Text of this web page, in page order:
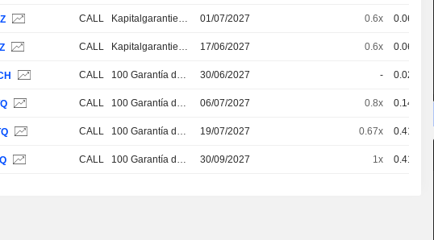
CALL Kapitalgarantie 100% 01/07/2027 0.6x 0.064
CALL Kapitalgarantie 100% 17/06/2027 0.6x 0.064
CALL 100 Garantía de Capital 30/06/2027 - 0.025
CALL 100 Garantía de Capital 06/07/2027 0.8x 0.149
CALL 100 Garantía de Capital 19/07/2027 0.67x 0.413
CALL 100 Garantía de Capital 30/09/2027 1x 0.415